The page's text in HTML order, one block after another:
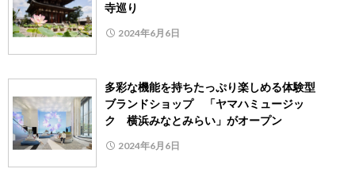
寺巡り
2024年6月6日
多彩な機能を持ちたっぷり楽しめる体験型
ブランドショップ 「ヤマハミュージッ
ク 横浜みなとみらい」がオープン
2024年6月6日